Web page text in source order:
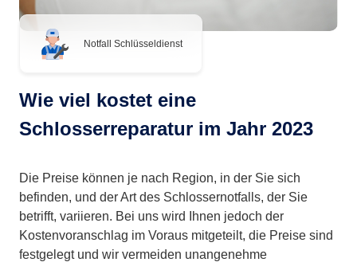
Notfall Schlüsseldienst
Wie viel kostet eine
Schlosserreparatur im Jahr 2023
Die Preise können je nach Region, in der Sie sich
befinden, und der Art des Schlossernotfalls, der Sie
betrifft, variieren. Bei uns wird Ihnen jedoch der
Kostenvoranschlag im Voraus mitgeteilt, die Preise sind
festgelegt und wir vermeiden unangenehme